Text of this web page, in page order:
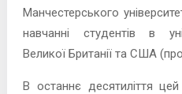
Манчестерського
навчанні студентів в
Великої Британії та США
В останнє десятиліття